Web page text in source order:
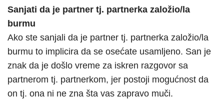
Sanjati da je partner tj. partnerka založio/la
burmu
Ako ste sanjali da je partner tj. partnerka založio/la
burmu to implicira da se osećate usamljeno. San je
znak da je došlo vreme za iskren razgovor sa
partnerom tj. partnerkom, jer postoji mogućnost da
on tj. ona ni ne zna šta vas zapravo muči.